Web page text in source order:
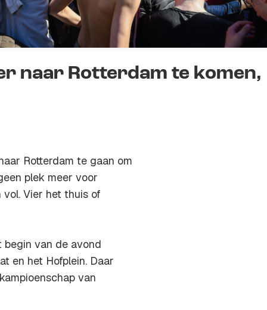
naar Rotterdam te komen,
Rotterdam te gaan om
plek meer voor
Vier het thuis of
van de avond
en het Hofplein. Daar
van